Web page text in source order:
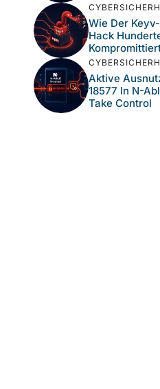
Wie Der
Hack
Aktive
18577 In N-
Take Control